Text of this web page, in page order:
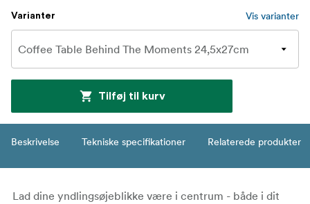
Varianter Vis varianter
Tilføj til kurv
Beskrivelse Tekniske specifikationer Relaterede produkter
Lad dine yndlingsøjeblikke være i centrum - både i dit